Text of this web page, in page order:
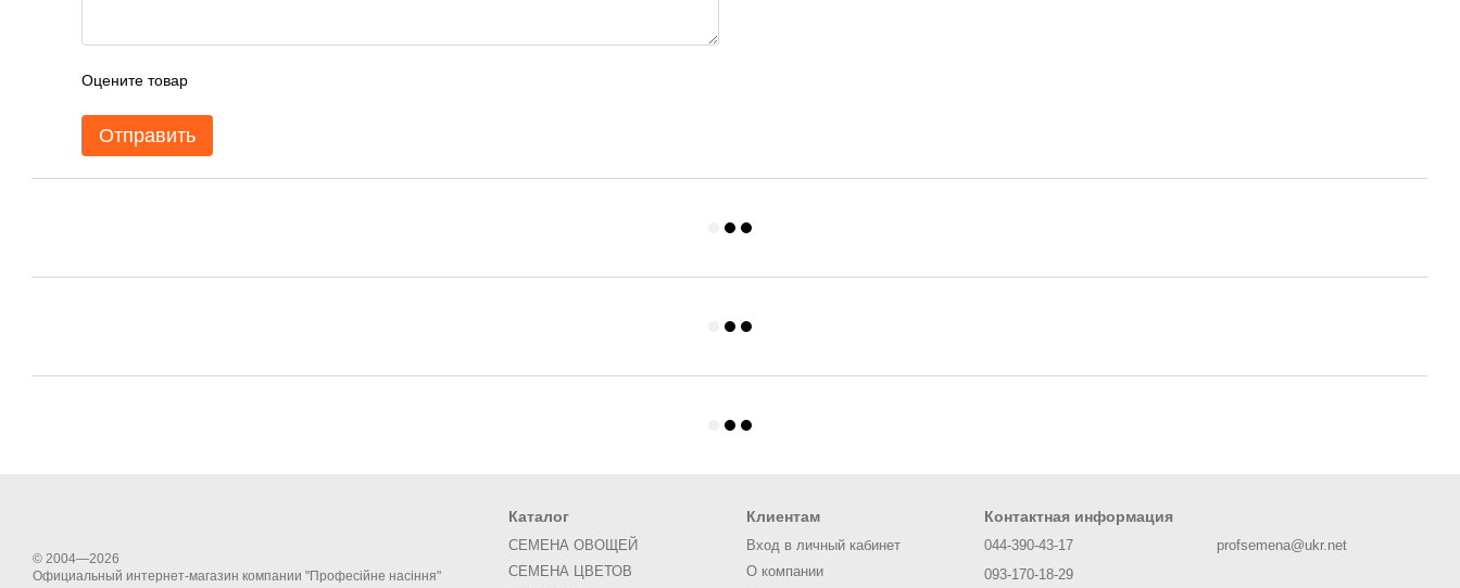
Оцените товар
Отправить
© 2004—2026
Официальный интернет-магазин компании "Професійне насіння"
Каталог
СЕМЕНА ОВОЩЕЙ
СЕМЕНА ЦВЕТОВ
Клиентам
Вход в личный кабинет
О компании
Контактная информация
044-390-43-17
093-170-18-29
profsemena@ukr.net